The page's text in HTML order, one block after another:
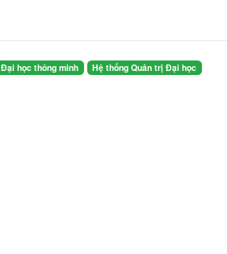
Chức năng và nhiệm vụ
Đại học thông minh Hệ thống Quản trị Đại học